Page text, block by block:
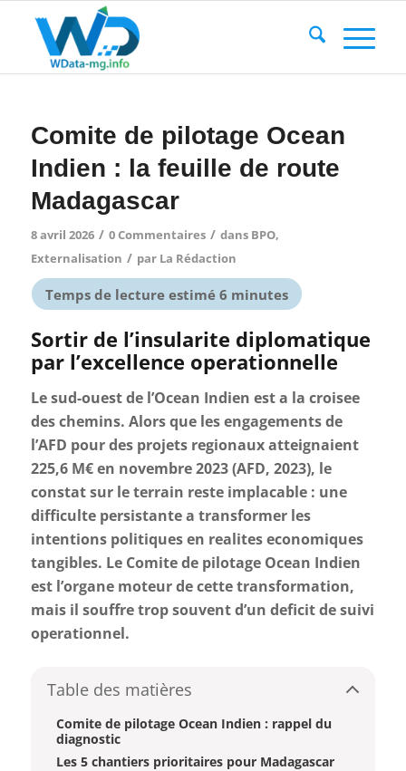
Comite de pilotage Ocean
Indien : la feuille de route
Madagascar
8 avril 2026 / 0 Commentaires / dans BPO,
Externalisation / par La Rédaction
Sortir de l’insularite diplomatique
par l’excellence operationnelle
Le sud-ouest de l’Ocean Indien est a la croisee
des chemins. Alors que les engagements de
l’AFD pour des projets regionaux atteignaient
225,6 M€ en novembre 2023 (AFD, 2023), le
constat sur le terrain reste implacable : une
difficulte persistante a transformer les
intentions politiques en realites economiques
tangibles. Le Comite de pilotage Ocean Indien
est l’organe moteur de cette transformation,
mais il souffre trop souvent d’un deficit de suivi
operationnel.
Table des matières
Comite de pilotage Ocean Indien : rappel du
diagnostic
Les 5 chantiers prioritaires pour Madagascar